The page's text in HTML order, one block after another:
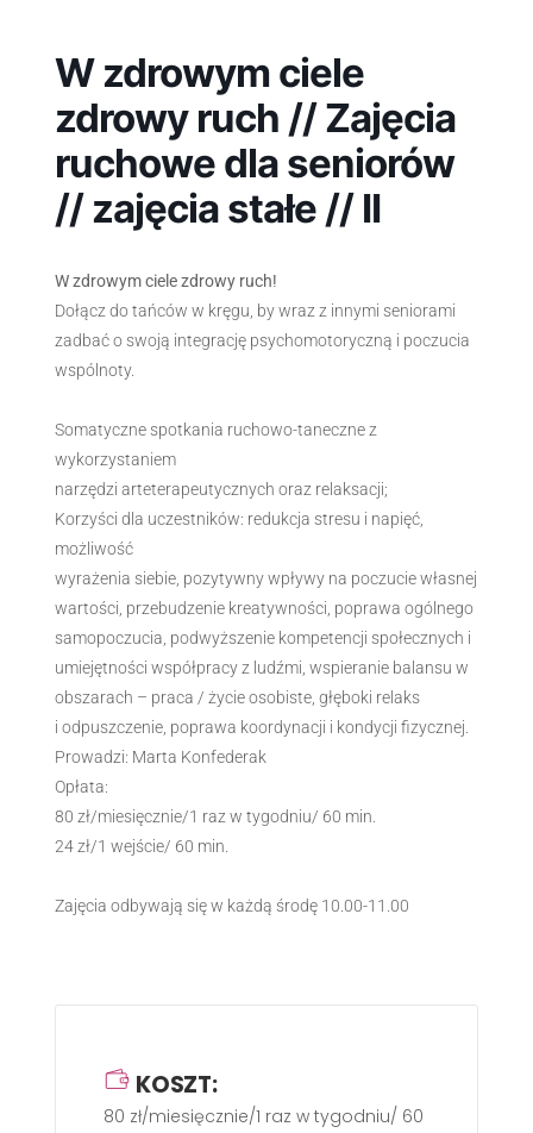
W zdrowym ciele
zdrowy ruch // Zajęcia
ruchowe dla seniorów
// zajęcia stałe // II
W zdrowym ciele zdrowy ruch!
Dołącz do tańców w kręgu, by wraz z innymi seniorami
zadbać o swoją integrację psychomotoryczną i poczucia
wspólnoty.
Somatyczne spotkania ruchowo-taneczne z
wykorzystaniem
narzędzi arteterapeutycznych oraz relaksacji;
Korzyści dla uczestników: redukcja stresu i napięć,
możliwość
wyrażenia siebie, pozytywny wpływy na poczucie własnej
wartości, przebudzenie kreatywności, poprawa ogólnego
samopoczucia, podwyższenie kompetencji społecznych i
umiejętności współpracy z ludźmi, wspieranie balansu w
obszarach – praca / życie osobiste, głęboki relaks
i odpuszczenie, poprawa koordynacji i kondycji fizycznej.
Prowadzi: Marta Konfederak
Opłata:
80 zł/miesięcznie/1 raz w tygodniu/ 60 min.
24 zł/1 wejście/ 60 min.
Zajęcia odbywają się w każdą środę 10.00-11.00
KOSZT:
80 zł/miesięcznie/1 raz w tygodniu/ 60 min.